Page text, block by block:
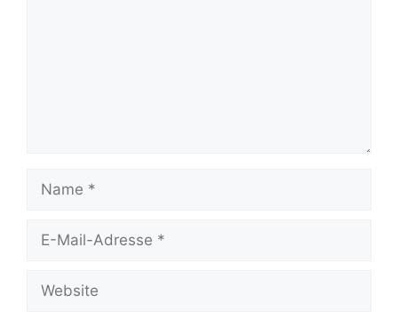
Mail-